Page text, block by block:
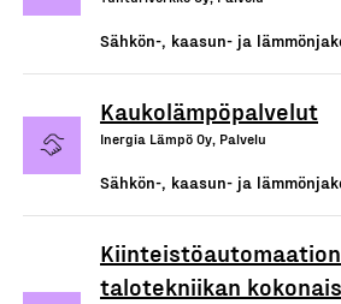
Sähkön-, kaasun- ja
Kaukolämpöpalvelut
Inergia Lämpö Oy, Palvelu
Sähkön-, kaasun- ja
talotekniikan